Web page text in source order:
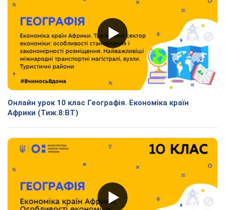
Онлайн урок 10 клас Географія. Економіка країн
Африки (Тиж.8:ВТ)